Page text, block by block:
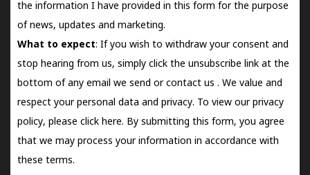
the information I have provided in this form for the purpose
of news, updates and marketing.
What to expect: If you wish to withdraw your consent and
stop hearing from us, simply click the unsubscribe link at the
bottom of any email we send orcontact us . We value and
respect your personal data and privacy. To view our privacy
policy, please click here. By submitting this form, you agree
that we may process your information in accordance with
these terms.